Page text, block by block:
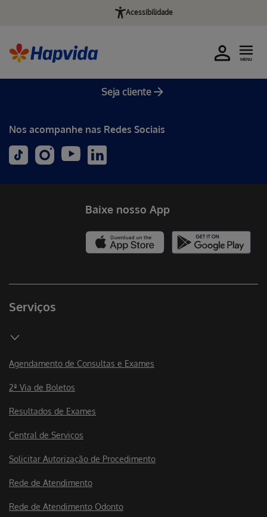
Acessibilidade
Seja cliente
MENU
Nos acompanhe nas Redes Sociais
Serviços
Agendamento de Consultas e Exames
2ª Via de Boletos
Resultados de Exames
Central de Serviços
Solicitar Autorização de Procedimento
Rede de Atendimento
Rede de Atendimento Odonto
Baixe nosso App